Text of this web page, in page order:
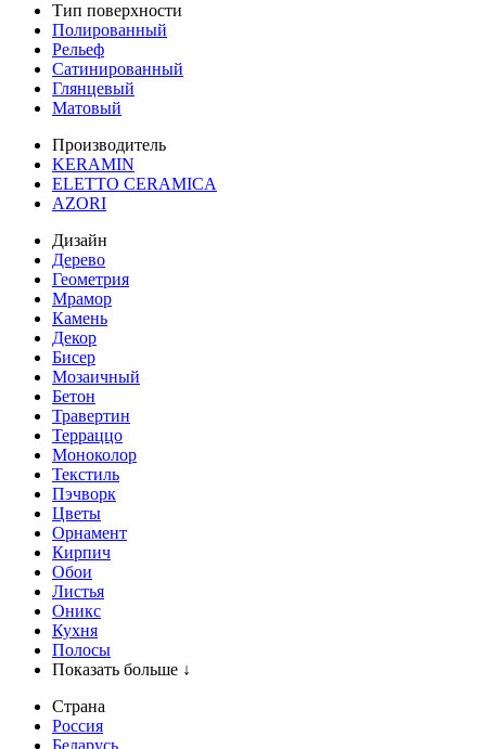
Тип поверхности
Полированный
Рельеф
Сатинированный
Глянцевый
Матовый
Производитель
KERAMIN
ELETTO CERAMICA
AZORI
Дизайн
Дерево
Геометрия
Мрамор
Камень
Декор
Бисер
Мозаичный
Бетон
Травертин
Терраццо
Моноколор
Текстиль
Пэчворк
Цветы
Орнамент
Кирпич
Обои
Листья
Оникс
Кухня
Полосы
Показать больше ↓
Страна
Россия
Беларусь